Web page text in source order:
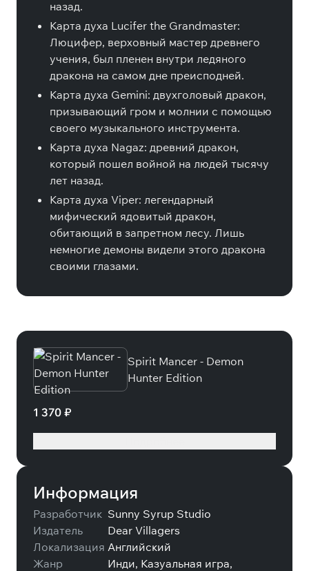
назад.
Карта духа Lucifer the Grandmaster:
Люцифер, верховный мастер древнего
учения, был пленен внутри ледяного
дракона на самом дне преисподней.
Карта духа Gemini: двухголовый дракон,
призывающий гром и молнии с помощью
своего музыкального инструмента.
Карта духа Nagaz: древний дракон,
который пошел войной на людей тысячу
лет назад.
Карта духа Viper: легендарный
мифический ядовитый дракон,
обитающий в запретном лесу. Лишь
немногие демоны видели этого дракона
своими глазами.
Spirit Mancer - Demon
Hunter Edition
1 370 ₽
Информация
Разработчик Sunny Syrup Studio
Издатель
Dear Villagers
Локализация Английский
Жанр
Инди, Казуальная игра,